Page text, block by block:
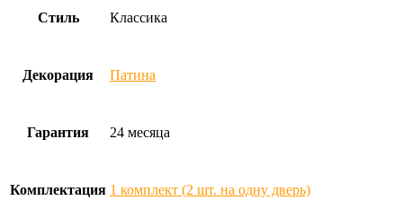
Стиль Классика
Декорация Патина
Гарантия 24 месяца
Комплектация 1 комплект (2 шт. на одну дверь)